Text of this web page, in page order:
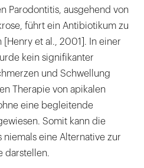
Parodontitis, ausgehend von
führt ein Antibiotikum zu
et al., 2001]. In einer
kein signifikanter
und Schwellung
Therapie von apikalen
eine begleitende
Somit kann die
eine Alternative zur
darstellen.